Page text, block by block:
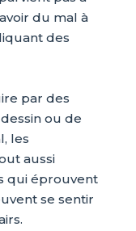
du mal à
des
par des
ou de
les
aussi
qui éprouvent
se sentir